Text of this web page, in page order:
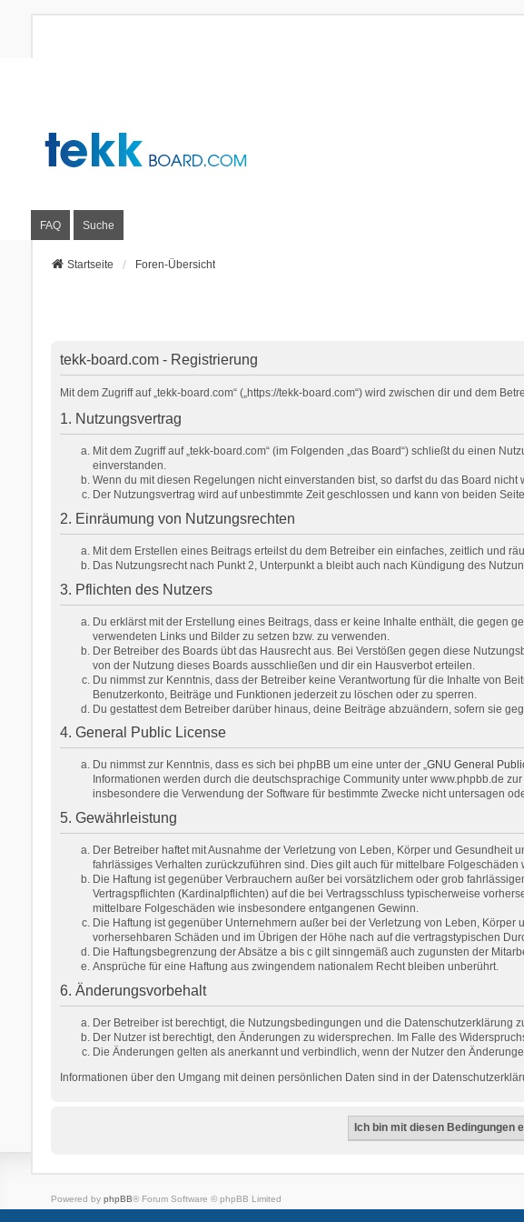
FAQ Suche
Startseite Foren-Übersicht
tekk-board.com - Registrierung
Mit dem Zugriff auf „tekk-board.com“ („https://tekk-board.com“) wird zwischen dir und dem
1. Nutzungsvertrag
Mit dem Zugriff auf „tekk-board.com“ (im Folgenden „das Board“) schließt du einen
einverstanden.
Wenn du mit diesen Regelungen nicht einverstanden bist, so darfst du das Board
Der Nutzungsvertrag wird auf unbestimmte Zeit geschlossen und kann von beiden
2. Einräumung von Nutzungsrechten
Mit dem Erstellen eines Beitrags erteilst du dem Betreiber ein einfaches, zeitlich und
Das Nutzungsrecht nach Punkt 2, Unterpunkt a bleibt auch nach Kündigung des
3. Pflichten des Nutzers
Du erklärst mit der Erstellung eines Beitrags, dass er keine Inhalte enthält, die gegen
verwendeten Links und Bilder zu setzen bzw. zu verwenden.
Der Betreiber des Boards übt das Hausrecht aus. Bei Verstößen gegen diese
von der Nutzung dieses Boards ausschließen und dir ein Hausverbot erteilen.
Du nimmst zur Kenntnis, dass der Betreiber keine Verantwortung für die Inhalte von
Benutzerkonto, Beiträge und Funktionen jederzeit zu löschen oder zu sperren.
Du gestattest dem Betreiber darüber hinaus, deine Beiträge abzuändern, sofern sie
4. General Public License
Du nimmst zur Kenntnis, dass es sich bei phpBB um eine unter der „GNU General
Informationen werden durch die deutschsprachige Community unter www.phpbb.de
insbesondere die Verwendung der Software für bestimmte Zwecke nicht untersagen
5. Gewährleistung
Der Betreiber haftet mit Ausnahme der Verletzung von Leben, Körper und
fahrlässiges Verhalten zurückzuführen sind. Dies gilt auch für mittelbare
Die Haftung ist gegenüber Verbrauchern außer bei vorsätzlichem oder grob
Vertragspflichten (Kardinalpflichten) auf die bei Vertragsschluss typischerweise
mittelbare Folgeschäden wie insbesondere entgangenen Gewinn.
Die Haftung ist gegenüber Unternehmern außer bei der Verletzung von Leben,
vorhersehbaren Schäden und im Übrigen der Höhe nach auf die vertragstypischen
Die Haftungsbegrenzung der Absätze a bis c gilt sinngemäß auch zugunsten der
Ansprüche für eine Haftung aus zwingendem nationalem Recht bleiben unberührt.
6. Änderungsvorbehalt
Der Betreiber ist berechtigt, die Nutzungsbedingungen und die Datenschutzerklärung
Der Nutzer ist berechtigt, den Änderungen zu widersprechen. Im Falle des
Die Änderungen gelten als anerkannt und verbindlich, wenn der Nutzer den
Informationen über den Umgang mit deinen persönlichen Daten sind in der
Powered by phpBB® Forum Software © phpBB Limited